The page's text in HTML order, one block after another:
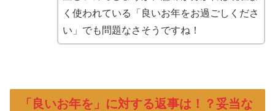
く使われている「良いお年をお過ごしくださ
い」でも問題なさそうですね！
「良いお年を」に対する返事は！？妥当な